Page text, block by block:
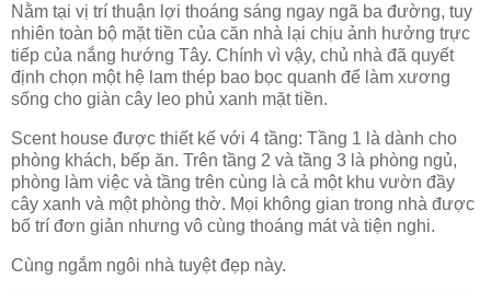
Nằm tại vị trí thuận lợi thoáng sáng ngay ngã ba đường, tuy
nhiên toàn bộ mặt tiền của căn nhà lại chịu ảnh hưởng trực
tiếp của nắng hướng Tây. Chính vì vậy, chủ nhà đã quyết
định chọn một hệ lam thép bao bọc quanh để làm xương
sống cho giàn cây leo phủ xanh mặt tiền.
Scent house được thiết kế với 4 tầng: Tầng 1 là dành cho
phòng khách, bếp ăn. Trên tầng 2 và tầng 3 là phòng ngủ,
phòng làm việc và tầng trên cùng là cả một khu vườn đầy
cây xanh và một phòng thờ. Mọi không gian trong nhà được
bố trí đơn giản nhưng vô cùng thoáng mát và tiện nghi.
Cùng ngắm ngôi nhà tuyệt đẹp này.